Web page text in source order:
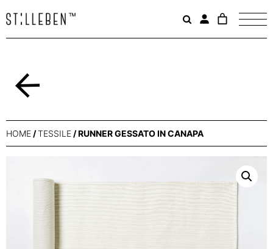
Il
è
HOME /TESSILE / RUNNER GESSATO IN CANAPA